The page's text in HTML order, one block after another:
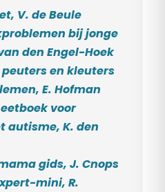
V. de Beule
bij jonge
den Engel-Hoek
en kleuters
E. Hofman
voor
autisme, K. den
gids, J. Cnops
mini, R.